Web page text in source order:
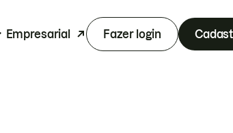
Empresarial Fazer login